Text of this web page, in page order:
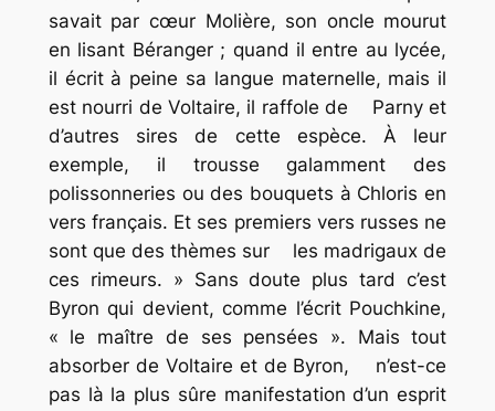
savait par cœur Molière, son oncle mourut
en lisant Béranger ; quand il entre au lycée,
il écrit à peine sa langue maternelle, mais il
est nourri de Voltaire, il raffole de Parny et
d’autres sires de cette espèce. À leur
exemple, il trousse galamment des
polissonneries ou des bouquets à Chloris en
vers français. Et ses premiers vers russes ne
sont que des thèmes sur les madrigaux de
ces rimeurs. » Sans doute plus tard c’est
Byron qui devient, comme l’écrit Pouchkine,
« le maître de ses pensées ». Mais tout
absorber de Voltaire et de Byron, n’est-ce
pas là la plus sûre manifestation d’un esprit